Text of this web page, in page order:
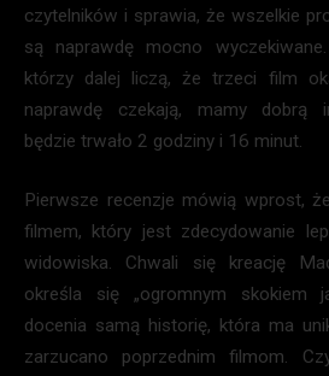
czytelników i sprawia, że wszelkie
są naprawdę mocno
którzy dalej liczą, że trzeci film
naprawdę czekają, mamy dobrą
będzie trwało 2 godziny i 16 minut.
Pierwsze recenzje mówią wprost,
filmem, który jest zdecydowanie
widowiska. Chwali się kreację
określa się „ogromnym skokiem
docenia samą historię, która ma
zarzucano poprzednim filmom.